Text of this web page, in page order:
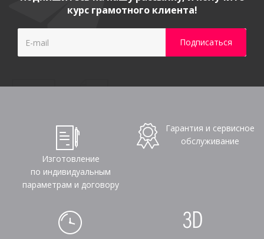
курс грамотного клиента!
Изготовление
по индивидуальным
параметрам и договору
Гарантия и сервисное
обслуживание